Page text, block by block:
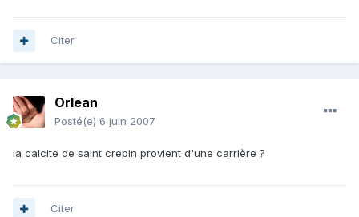
Citer
Orlean
Posté(e) 6 juin 2007
la calcite de saint crepin provient d'une carrière ?
Citer